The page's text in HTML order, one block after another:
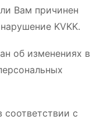
Вам причинен
KVKK.
об изменениях в
с